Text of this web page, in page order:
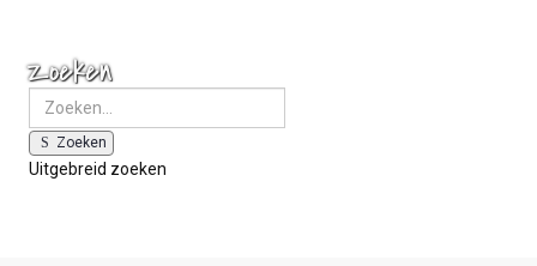
Zoeken
Zoeken
Uitgebreid zoeken